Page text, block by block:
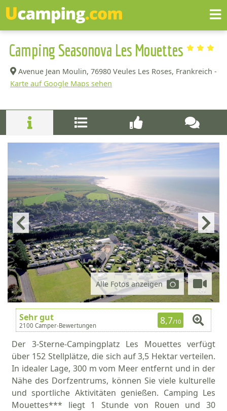
Camping Seasonova Les Mouettes
Avenue Jean Moulin, 76980 Veules Les Roses, Frankreich -
Karte auf Google Maps sehen
Alle Fotos anzeigen
Sehr gut
2100 Camper-Bewertungen 8,7/10
Der 3-Sterne-Campingplatz Les Mouettes verfügt
über 152 Stellplätze, die sich auf 3,5 Hektar verteilen.
In idealer Lage, 300 m vom Meer entfernt und in der
Nähe des Dorfzentrums, können Sie viele kulturelle
und sportliche Aktivitäten genießen. Camping Les
Mouettes*** liegt 1 Stunde von Rouen und 30